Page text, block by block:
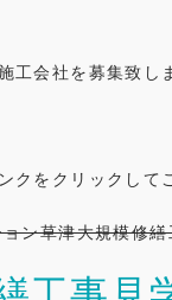
知
オ
ズ
工会社を募集致し
クをクリックして
ョン草津大規模修